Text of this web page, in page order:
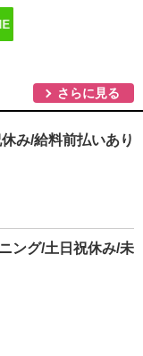
さらに見る
み/給料前払いあり
ング/土日祝休み/未